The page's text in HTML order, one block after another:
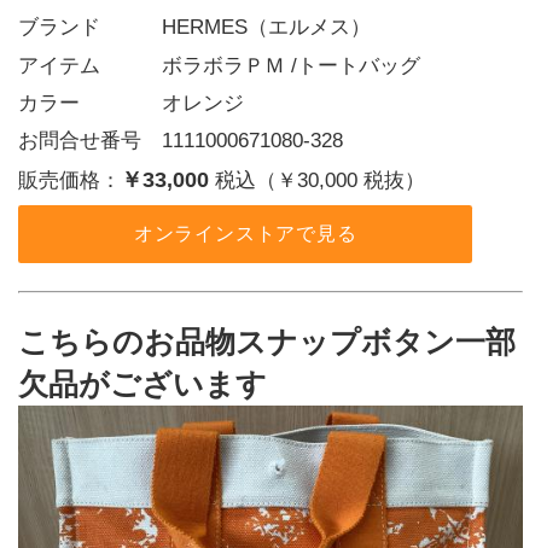
ブランド   HERMES（エルメス）
アイテム   ボラボラＰＭ /トートバッグ
カラー    オレンジ
お問合せ番号 1111000671080-328
販売価格： ￥33,000 税込（￥30,000 税抜）
オンラインストアで見る
こちらのお品物スナップボタン一部
欠品がございます